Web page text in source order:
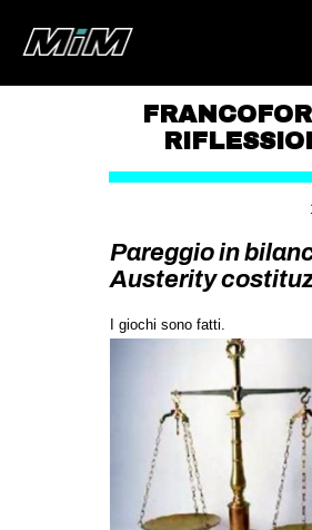
HOME
ABOUT
AREA
GAZA FREESTYLE
CSOA LAMBRETTA
MSM
STUDENTI
ZAM
MILANO
Pareggio in
Austerity
I giochi sono fatti